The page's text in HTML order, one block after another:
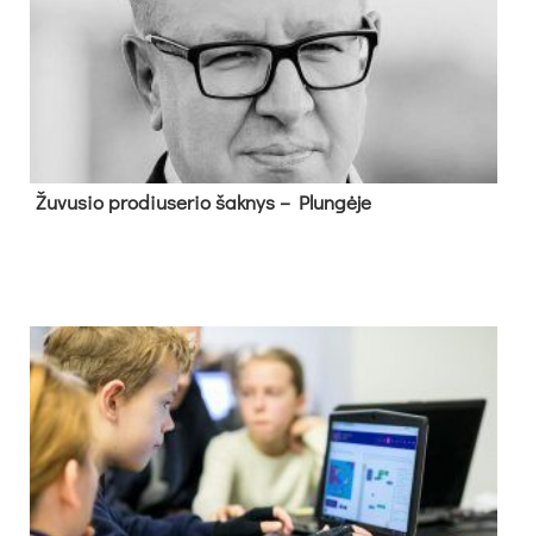
Žu­vu­sio pro­diu­se­rio šak­nys – Plun­gė­je